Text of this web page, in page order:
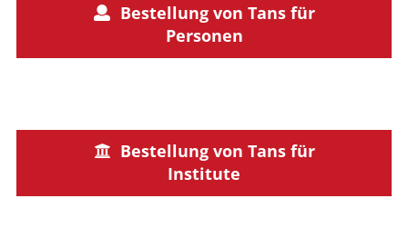
Bestellung von Tans für
Personen
Bestellung von Tans für
Institute